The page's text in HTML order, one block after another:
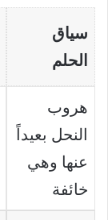
سياق
الحلم
هروب
النحل بعيداً
عنها وهي
خائفة